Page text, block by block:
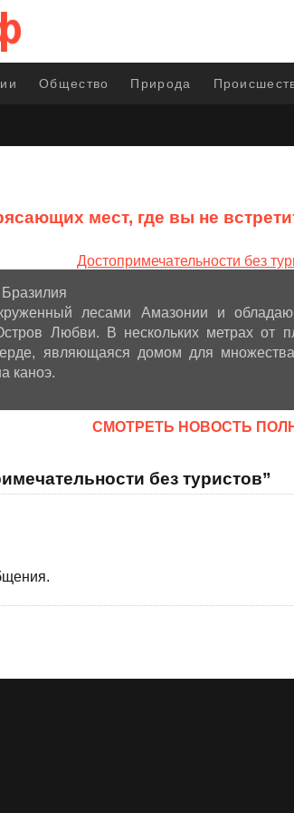
Общество Природа
мест, где вы не
лесами Амазонии и
Любви. В нескольких метрах от
являющаяся домом для
каноэ.
CМОТРЕТЬ НОВОСТЬ
без туристов”